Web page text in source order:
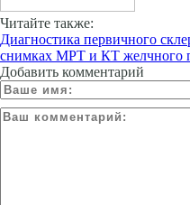
Читайте также:
Диагностика первичного
снимках МРТ и КТ желчного
Добавить комментарий